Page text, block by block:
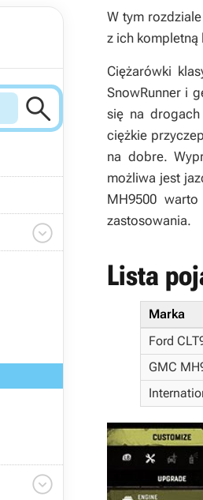



W tym
z ich kompletną
Ciężarówki
SnowRunner i
się na
ciężkie
na dobre.
możliwa jest
MH9500
zastosowania.
Lista
Marka
Ford
GMC